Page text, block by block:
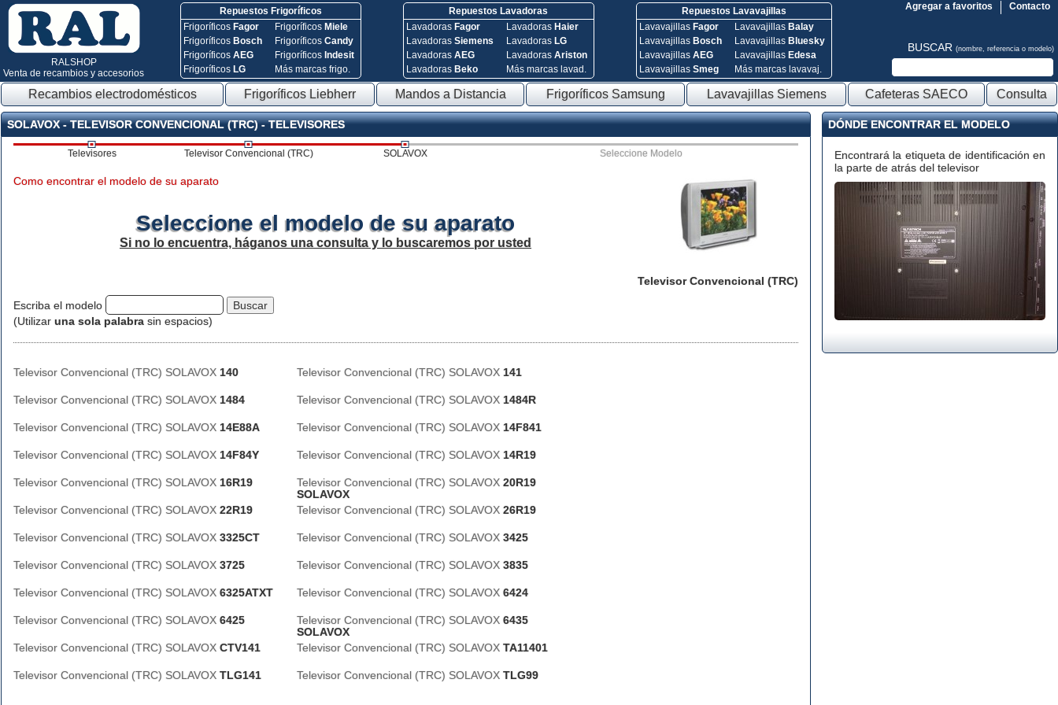
RALSHOP
Venta de recambios y accesorios
Repuestos Frigoríficos
Frigoríficos Fagor
Frigoríficos Bosch
FrigoríficosAEG
Frigoríficos LG
Frigoríficos Miele
FrigoríficosCandy
Frigoríficos Indesit
Más marcas frigo.
Repuestos Lavadoras
Lavadoras Fagor
Lavadoras Siemens
Lavadoras AEG
Lavadoras Beko
Lavadoras Haier
Lavadoras LG
Lavadoras Ariston
Más marcas lavad.
Repuestos Lavavajillas
Lavavajillas Fagor
Lavavajillas Bosch
Lavavajillas AEG
Lavavajillas Smeg
Lavavajillas Balay
Lavavajillas Bluesky
Lavavajillas Edesa
Más marcas lavavaj.
Contacto
Agregar a favoritos
BUSCAR (nombre, referencia o modelo)
Recambios electrodomésticos Frigoríficos Liebherr Mandos a Distancia Frigoríficos Samsung Lavavajillas Siemens Cafeteras SAECO Consulta
SOLAVOX - TELEVISOR CONVENCIONAL (TRC) - TELEVISORES
Televisores Televisor Convencional (TRC) SOLAVOX Seleccione Modelo
Televisor Convencional (TRC)
Como encontrar el modelo de su aparato
Seleccione el modelo de su aparato
Si no lo encuentra, háganos una consulta y lo buscaremos por usted
Escriba el modelo
(Utilizar una sola palabra sin espacios)
Televisor Convencional (TRC) SOLAVOX 140 Televisor Convencional (TRC) SOLAVOX 141
Televisor Convencional (TRC) SOLAVOX 1484 Televisor Convencional (TRC) SOLAVOX 1484R
Televisor Convencional (TRC) SOLAVOX 14E88A Televisor Convencional (TRC) SOLAVOX 14F841
Televisor Convencional (TRC) SOLAVOX 14F84Y Televisor Convencional (TRC) SOLAVOX 14R19
Televisor Convencional (TRC) SOLAVOX 16R19 Televisor Convencional (TRC) SOLAVOX 20R19
SOLAVOX
Televisor Convencional (TRC) SOLAVOX 22R19 Televisor Convencional (TRC) SOLAVOX 26R19
Televisor Convencional (TRC) SOLAVOX 3325CT Televisor Convencional (TRC) SOLAVOX 3425
Televisor Convencional (TRC) SOLAVOX 3725 Televisor Convencional (TRC) SOLAVOX 3835
Televisor Convencional (TRC) SOLAVOX 6325ATXT Televisor Convencional (TRC) SOLAVOX 6424
Televisor Convencional (TRC) SOLAVOX 6425 Televisor Convencional (TRC) SOLAVOX 6435
SOLAVOX
Televisor Convencional (TRC) SOLAVOX CTV141 Televisor Convencional (TRC) SOLAVOX TA11401
Televisor Convencional (TRC) SOLAVOX TLG141 Televisor Convencional (TRC) SOLAVOX TLG99
DÓNDE ENCONTRAR EL MODELO
Encontrará la etiqueta de identificación en
la parte de atrás del televisor